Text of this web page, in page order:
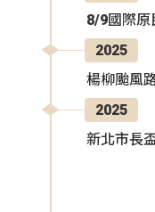
8/9國際原
2025
楊柳颱風
2025
新北市長